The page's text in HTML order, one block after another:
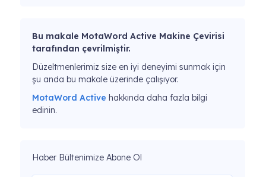
Bu makale MotaWord Active Makine Çevirisi
tarafından çevrilmiştir.
Düzeltmenlerimiz size en iyi deneyimi sunmak için
şu anda bu makale üzerinde çalışıyor.
MotaWord Active hakkında daha fazla bilgi
edinin.
Haber Bültenimize Abone Ol